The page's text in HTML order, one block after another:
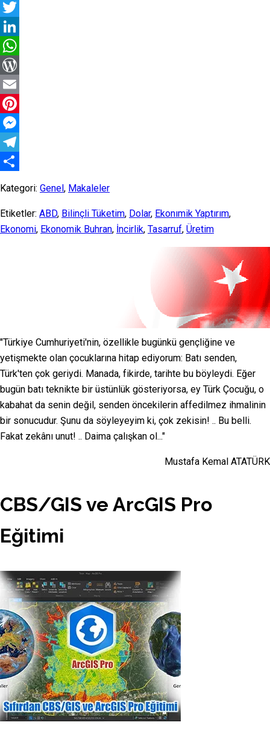
Facebook
Twitter
LinkedIn
WhatsApp
WordPress
Email
Pinterest
Messenger
Telegram
Kategori: Genel, Makaleler
Etiketler: ABD, Bilinçli Tüketim, Dolar, Ekonımik Yaptırım,
Ekonomi, Ekonomik Buhran, İncirlik, Tasarruf, Üretim
"Türkiye Cumhuriyeti'nin, özellikle bugünkü gençliğine ve
yetişmekte olan çocuklarına hitap ediyorum: Batı senden,
Türk'ten çok geriydi. Manada, fikirde, tarihte bu böyleydi. Eğer
bugün batı teknikte bir üstünlük gösteriyorsa, ey Türk Çocuğu, o
kabahat da senin değil, senden öncekilerin affedilmez ihmalinin
bir sonucudur. Şunu da söyleyeyim ki, çok zekisin! .. Bu belli.
Fakat zekânı unut! .. Daima çalışkan ol..."
Mustafa Kemal ATATÜRK
CBS/GIS ve ArcGIS Pro
Eğitimi